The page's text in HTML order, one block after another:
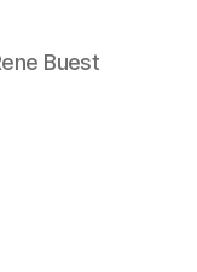
Buest